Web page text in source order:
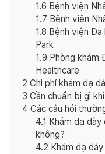
1.6 Bệnh viện
1.7 Bệnh viện
1.8 Bệnh viện Đa
Park
1.9 Phòng khám
Healthcare
2 Chi phí khám dạ
3 Cần chuẩn bị gì
4 Các câu hỏi
4.1 Khám dạ
không?
4.2 Khám dạ